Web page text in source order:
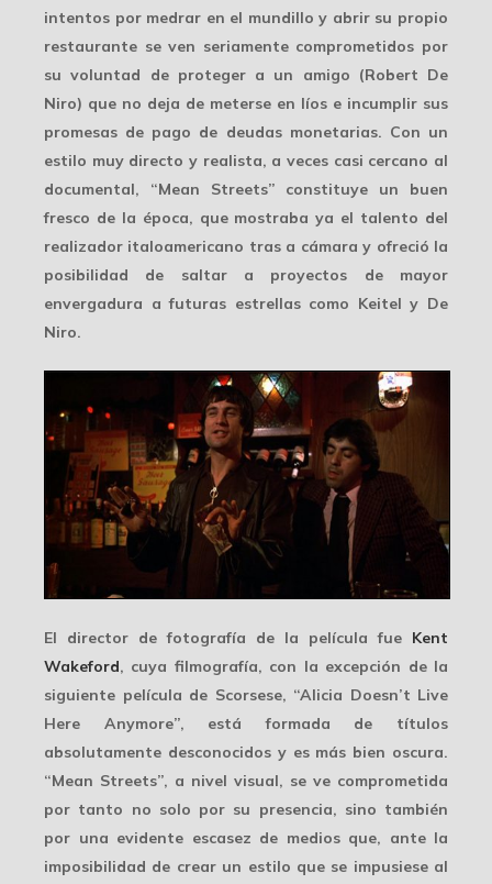
intentos por medrar en el mundillo y abrir su propio
restaurante se ven seriamente comprometidos por
su voluntad de proteger a un amigo (Robert De
Niro) que no deja de meterse en líos e incumplir sus
promesas de pago de deudas monetarias. Con un
estilo muy directo y realista, a veces casi cercano al
documental, “Mean Streets” constituye un buen
fresco de la época, que mostraba ya el talento del
realizador italoamericano tras a cámara y ofreció la
posibilidad de saltar a proyectos de mayor
envergadura a futuras estrellas como Keitel y De
Niro.
El director de fotografía de la película fue Kent
Wakeford, cuya filmografía, con la excepción de la
siguiente película de Scorsese, “Alicia Doesn’t Live
Here Anymore”, está formada de títulos
absolutamente desconocidos y es más bien oscura.
“Mean Streets”, a nivel visual, se ve comprometida
por tanto no solo por su presencia, sino también
por una evidente escasez de mediosque, ante la
imposibilidad de crear un estilo que se impusiese al